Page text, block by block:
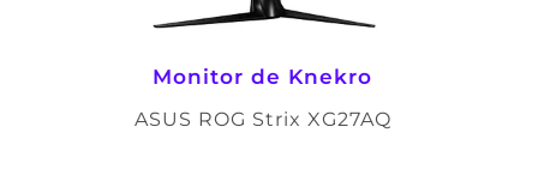
Monitor de Knekro
ASUS ROG Strix XG27AQ